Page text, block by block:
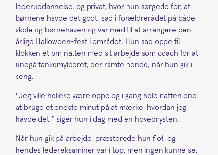
lederuddannelse, og privat, hvor hun sørgede for, at
børnene havde det godt, sad i forældrerådet på både
skole og børnehaven og var med til at arrangere den
årlige Halloween-fest i området. Hun sad oppe til
klokken et om natten med sit arbejde som coach for at
undgå tankemylderet, der ramte hende, når hun gik i
seng.
“Jeg ville hellere være oppe og i gang hele natten end
at bruge et eneste minut på at mærke, hvordan jeg
havde det,” siger hun i dag med en hovedrysten.
Når hun gik på arbejde, præsterede hun flot, og
hendes ledereksaminer var i top, men ingen kunne se,